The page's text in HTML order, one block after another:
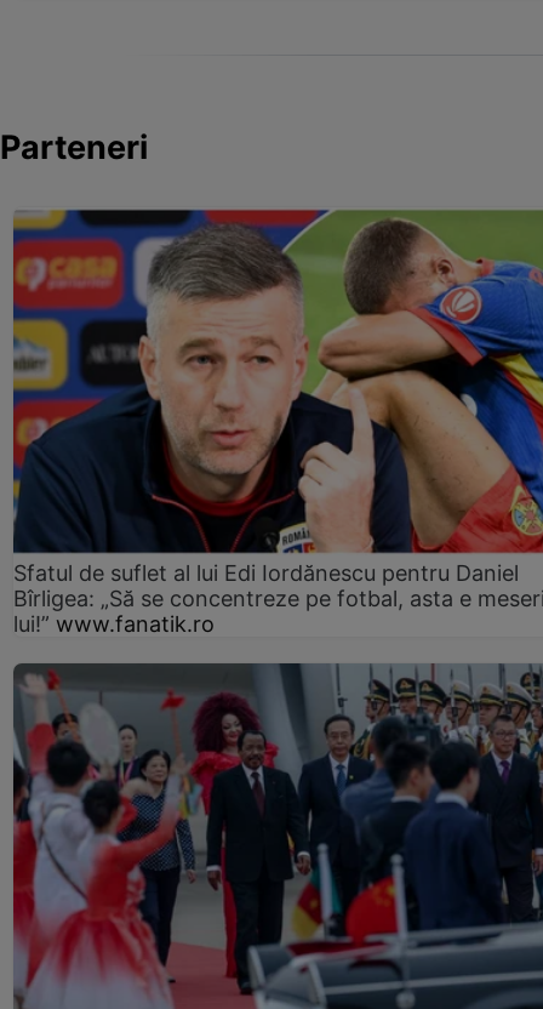
Parteneri
Sfatul de suflet al lui Edi Iordănescu pentru Daniel
Bîrligea: „Să se concentreze pe fotbal, asta e
lui!” www.fanatik.ro